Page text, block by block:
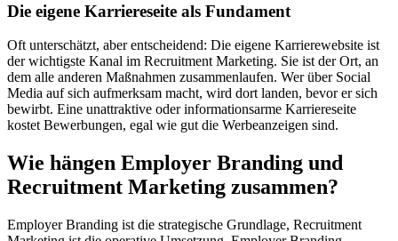
Die eigene Karriereseite als Fundament
Oft unterschätzt, aber entscheidend: Die eigene Karrierewebsite ist
der wichtigste Kanal im Recruitment Marketing. Sie ist der Ort, an
dem alle anderen Maßnahmen zusammenlaufen. Wer über Social
Media auf sich aufmerksam macht, wird dort landen, bevor er sich
bewirbt. Eine unattraktive oder informationsarme Karriereseite
kostet Bewerbungen, egal wie gut die Werbeanzeigen sind.
Wie hängen Employer Branding und
Recruitment Marketing zusammen?
Employer Branding ist die strategische Grundlage, Recruitment